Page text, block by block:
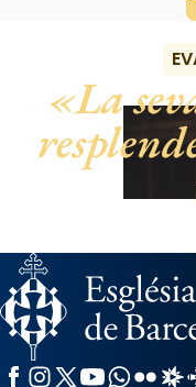
La
Facebook
Instagram
X / Twitter
YouTubeFlickr